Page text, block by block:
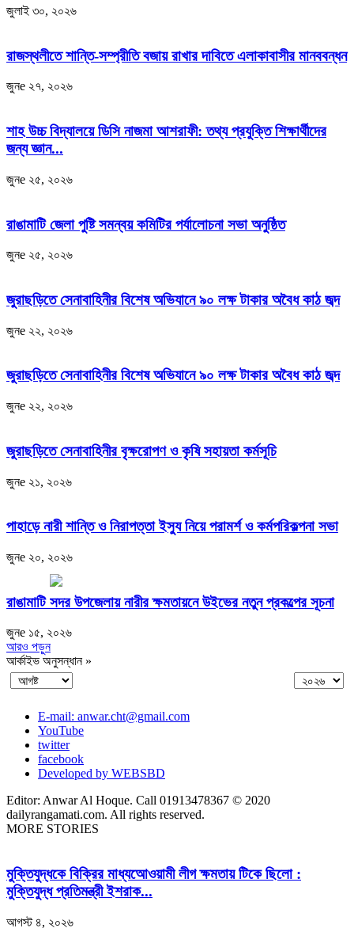
জুলাই ৩০, ২০২৬
রাজস্থলীতে শান্তি-সম্প্রীতি বজায় রাখার দাবিতে এলাকাবাসীর মানববন্ধন
জুনe ২৭, ২০২৬
শাহ উচ্চ বিদ্যালয়ে ডিসি নাজমা আশরাফী: তথ্য প্রযুক্তি শিক্ষার্থীদের
জন্য জ্ঞান...
জুনe ২৫, ২০২৬
রাঙামাটি জেলা পুষ্টি সমন্বয় কমিটির পর্যালোচনা সভা অনুষ্ঠিত
জুনe ২৫, ২০২৬
জুরাছড়িতে সেনাবাহিনীর বিশেষ অভিযানে ৯০ লক্ষ টাকার অবৈধ কাঠ জব্দ
জুনe ২২, ২০২৬
জুরাছড়িতে সেনাবাহিনীর বিশেষ অভিযানে ৯০ লক্ষ টাকার অবৈধ কাঠ জব্দ
জুনe ২২, ২০২৬
জুরাছড়িতে সেনাবাহিনীর বৃক্ষরোপণ ও কৃষি সহায়তা কর্মসূচি
জুনe ২১, ২০২৬
পাহাড়ে নারী শান্তি ও নিরাপত্তা ইস্যু নিয়ে পরামর্শ ও কর্মপরিকল্পনা সভা
জুনe ২০, ২০২৬
রাঙামাটি সদর উপজেলায় নারীর ক্ষমতায়নে উইভের নতুন প্রকল্পের সূচনা
জুনe ১৫, ২০২৬
আরও পড়ুন
আর্কাইভ অনুসন্ধান »
E-mail: anwar.cht@gmail.com
YouTube
twitter
facebook
Developed by WEBSBD
Editor: Anwar Al Hoque. Call 01913478367 © 2020
dailyrangamati.com. All rights reserved.
MORE STORIES
মুক্তিযুদ্ধকে বিক্রির মাধ্যআেওয়ামী লীগ ক্ষমতায় টিকে ছিলো :
মুক্তিযুদ্ধ প্রতিমন্ত্রী ইশরাক...
আগস্ট ৪, ২০২৬